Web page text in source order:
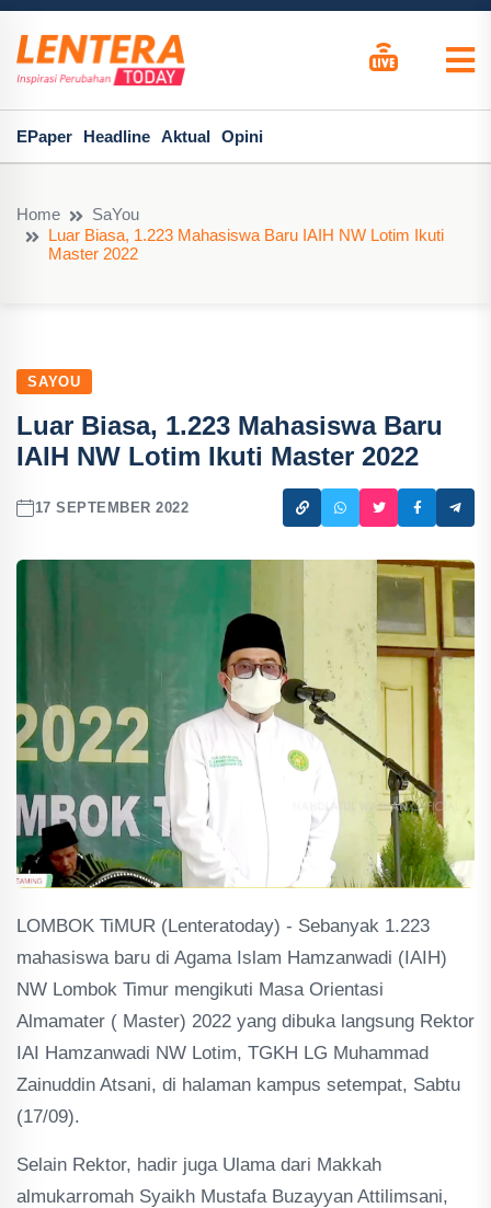
EPaper Headline Aktual Opini
Home
SaYou
Luar Biasa, 1.223 Mahasiswa Baru IAIH NW Lotim Ikuti
Master 2022
SAYOU
Luar Biasa, 1.223 Mahasiswa Baru
IAIH NW Lotim Ikuti Master 2022
17 SEPTEMBER 2022
LOMBOK TiMUR (Lenteratoday) - Sebanyak 1.223
mahasiswa baru di Agama Islam Hamzanwadi (IAIH)
NW Lombok Timur mengikuti Masa Orientasi
Almamater ( Master) 2022 yang dibuka langsung Rektor
IAI Hamzanwadi NW Lotim, TGKH LG Muhammad
Zainuddin Atsani, di halaman kampus setempat, Sabtu
(17/09).
Selain Rektor, hadir juga Ulama dari Makkah
almukarromah Syaikh Mustafa Buzayyan Attilimsani,